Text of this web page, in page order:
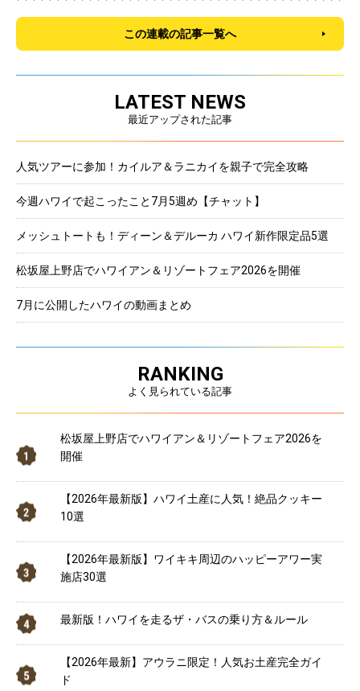
この連載の記事一覧へ
LATEST NEWS
最近アップされた記事
人気ツアーに参加！カイルア＆ラニカイを親子で完全攻略
今週ハワイで起こったこと7月5週め【チャット】
メッシュトートも！ディーン＆デルーカ ハワイ新作限定品5選
松坂屋上野店でハワイアン＆リゾートフェア2026を開催
7月に公開したハワイの動画まとめ
RANKING
よく見られている記事
松坂屋上野店でハワイアン＆リゾートフェア2026を
開催
【2026年最新版】ハワイ土産に人気！絶品クッキー
10選
【2026年最新版】ワイキキ周辺のハッピーアワー実
施店30選
最新版！ハワイを走るザ・バスの乗り方＆ルール
【2026年最新】アウラニ限定！人気お土産完全ガイ
ド